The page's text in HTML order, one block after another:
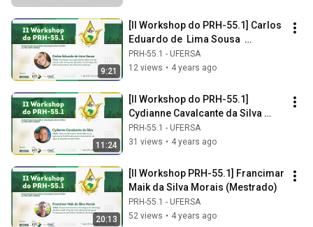
9:21
[II Workshop do PRH-55.1] Carlos
Eduardo de  Lima Sousa
(Graduação)
PRH-55.1 - UFERSA
12 views • 4 years ago
11:24
[II Workshop do PRH-55.1]
Cydianne Cavalcante da Silva
(Doutorado)
PRH-55.1 - UFERSA
31 views • 4 years ago
20:13
[II Workshop PRH-55.1] Francimar
Maik da Silva Morais (Mestrado)
PRH-55.1 - UFERSA
52 views • 4 years ago